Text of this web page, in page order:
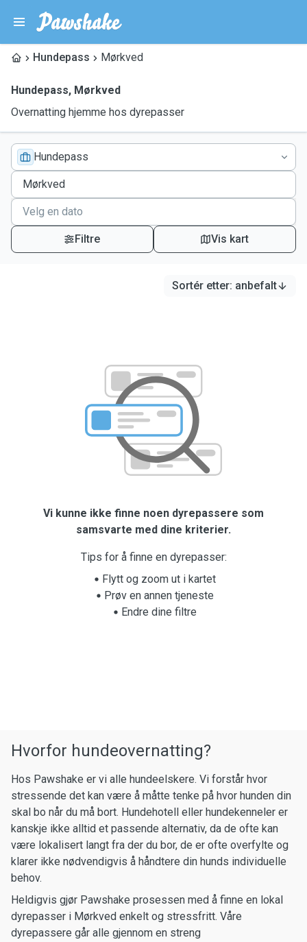
Hundepass Mørkved
Hundepass, Mørkved
Overnatting hjemme hos dyrepasser
Hundepass
Filtre Vis kart
Sortér etter: anbefalt
Vi kunne ikke finne noen dyrepassere som
samsvarte med dine kriterier.
Tips for å finne en dyrepasser:
Flytt og zoom ut i kartet
Prøv en annen tjeneste
Endre dine filtre
Hvorfor hundeovernatting?
Hos Pawshake er vi alle hundeelskere. Vi forstår hvor
stressende det kan være å måtte tenke på hvor hunden din
skal bo når du må bort. Hundehotell eller hundekenneler er
kanskje ikke alltid et passende alternativ, da de ofte kan
være lokalisert langt fra der du bor, de er ofte overfylte og
klarer ikke nødvendigvis å håndtere din hunds individuelle
behov.
Heldigvis gjør Pawshake prosessen med å finne en lokal
dyrepasser i Mørkved enkelt og stressfritt. Våre
dyrepassere går alle gjennom en streng